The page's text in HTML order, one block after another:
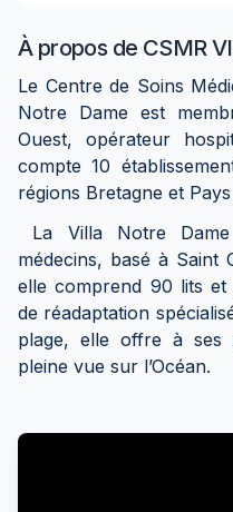
À propos de CSMR
Le Centre de Soins
Notre Dame est
Ouest, opérateur
compte 10
régions Bretagne et
La Villa Notre
médecins, basé à Saint
elle comprend 90 lits et
de réadaptation
plage, elle offre à ses
pleine vue sur l’Océan.